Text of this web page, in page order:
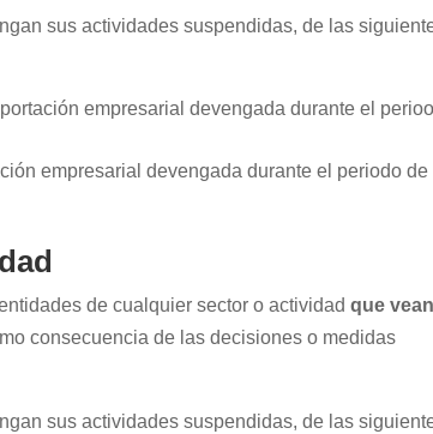
sus actividades suspendidas, de las
empresarial devengada durante el
empresarial devengada durante el periodo de
de cualquier sector o actividadque
consecuencia de las decisiones o medidas
sus actividades suspendidas, de las